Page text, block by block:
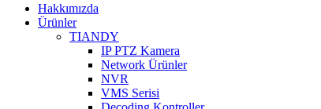
Hakkımızda
Ürünler
TIANDY
IP PTZ Kamera
Network Ürünler
NVR
VMS Serisi